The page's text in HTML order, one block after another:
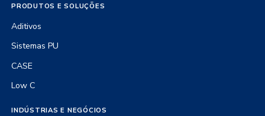
PRODUTOS E SOLUÇÕES
Aditivos
Sistemas PU
CASE
Low C
INDÚSTRIAS E NEGÓCIOS